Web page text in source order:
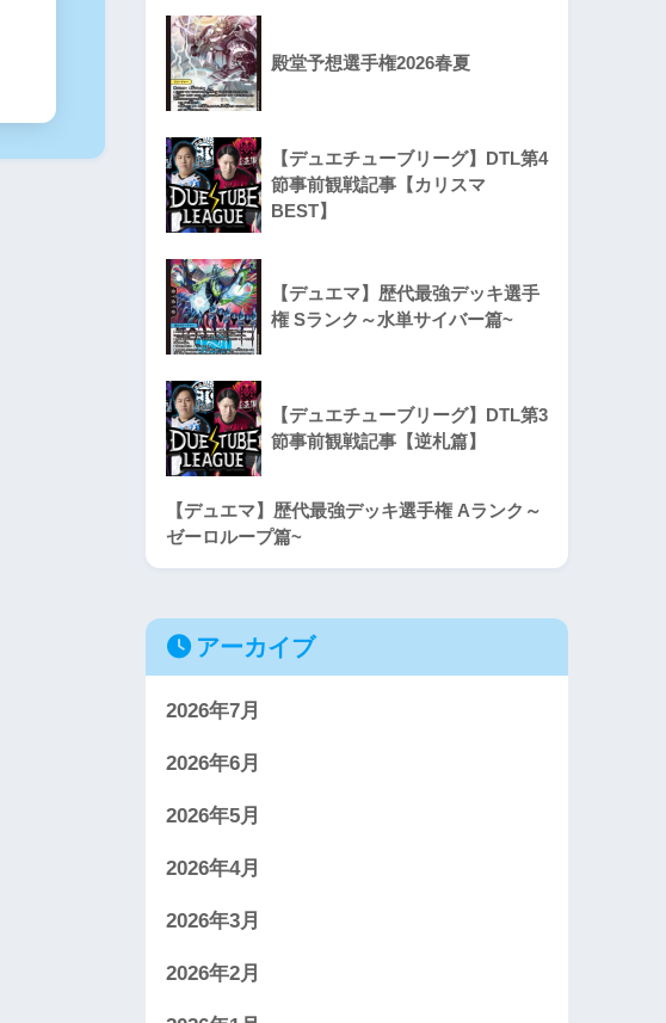
殿堂予想選手権2026春夏
【デュエチューブリーグ】DTL第4
節事前観戦記事【カリスマ
BEST】
【デュエマ】歴代最強デッキ選手
権 Sランク～水単サイバー篇~
【デュエチューブリーグ】DTL第3
節事前観戦記事【逆札篇】
【デュエマ】歴代最強デッキ選手権 Aランク～
ゼーロループ篇~
アーカイブ
2026年7月
2026年6月
2026年5月
2026年4月
2026年3月
2026年2月